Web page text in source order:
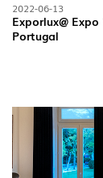
2022-06-13
Exporlux@
Portugal